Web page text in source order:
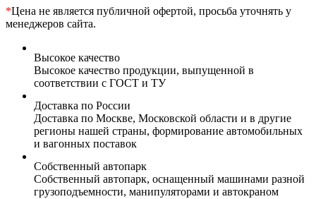
*Цена не является публичной офертой, просьба уточнять у
менеджеров сайта.
Высокое качество
Высокое качество продукции, выпущенной в
соответствии с ГОСТ и ТУ
Доставка по России
Доставка по Москве, Московской области и в другие
регионы нашей страны, формирование автомобильных
и вагонных поставок
Собственный автопарк
Собственный автопарк, оснащенный машинами разной
грузоподъемности, манипуляторами и автокраном